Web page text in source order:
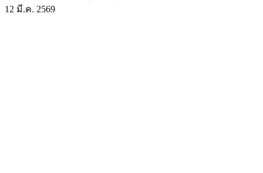
12 มี.ค. 2569